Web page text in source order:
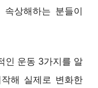
상해하는 분들이
인 운동 3가지를 알
해 실제로 변화한